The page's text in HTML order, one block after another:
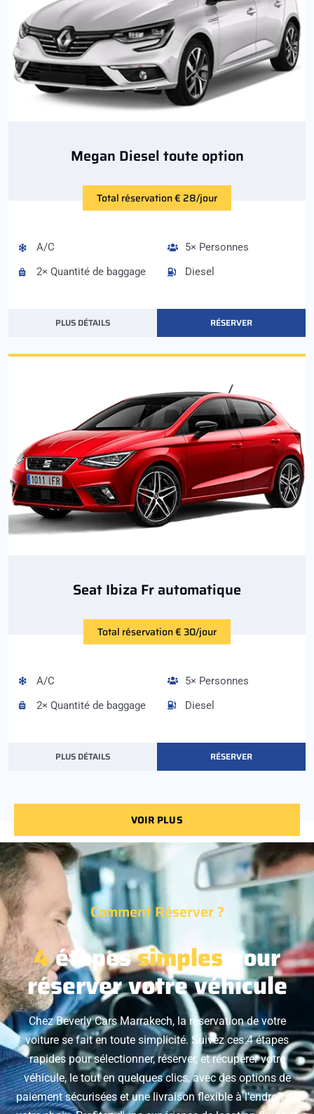
Megan Diesel toute option
Total réservation € 28/jour
A/C
2× Quantité de baggage
5× Personnes
Diesel
PLUS DÉTAILS RÉSERVER
Seat Ibiza Fr automatique
Total réservation € 30/jour
A/C
2× Quantité de baggage
5× Personnes
Diesel
PLUS DÉTAILS RÉSERVER
VOIR PLUS
Comment Réserver ?
4étapessimples pour
réserver votre véhicule
Chez Beverly Cars Marrakech, la réservation de votre
voiture se fait en toute simplicité. Suivez ces 4 étapes
rapides pour sélectionner, réserver, et récupérer votre
véhicule, le tout en quelques clics, avec des options de
paiement sécurisées et une livraison flexible à l'endroit de